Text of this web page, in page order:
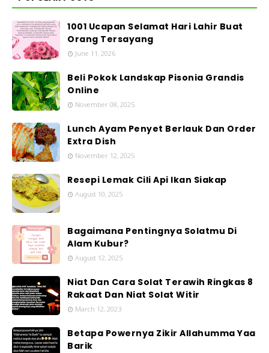
1001 Ucapan Selamat Hari Lahir Buat
Orang Tersayang
June 11, 2026
Beli Pokok Landskap Pisonia Grandis
Online
November 08, 2025
Lunch Ayam Penyet Berlauk Dan Order
Extra Dish
November 12, 2025
Resepi Lemak Cili Api Ikan Siakap
August 10, 2025
Bagaimana Pentingnya Solatmu Di
Alam Kubur?
August 12, 2025
Niat Dan Cara Solat Terawih Ringkas 8
Rakaat Dan Niat Solat Witir
March 12, 2023
Betapa Powernya Zikir Allahumma Yaa
Barik